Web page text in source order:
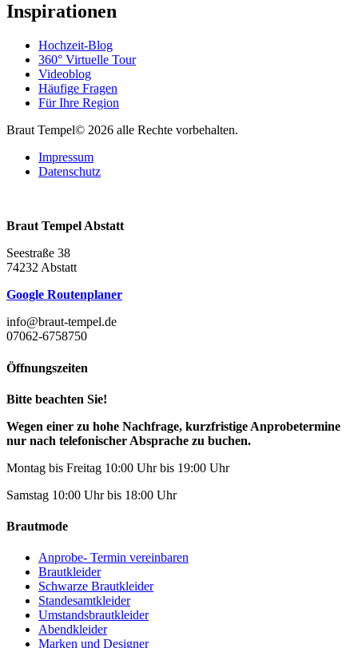
Inspirationen
Hochzeit-Blog
360° Virtuelle Tour
Videoblog
Häufige Fragen
Für Ihre Region
Braut Tempel© 2026 alle Rechte vorbehalten.
Impressum
Datenschutz
Braut Tempel Abstatt
Seestraße 38
74232 Abstatt
Google Routenplaner
info@braut-tempel.de
07062-6758750
Öffnungszeiten
Bitte beachten Sie!
Wegen einer zu hohe Nachfrage, kurzfristige Anprobetermine
nur nach telefonischer Absprache zu buchen.
Montag bis Freitag 10:00 Uhr bis 19:00 Uhr
Samstag 10:00 Uhr bis 18:00 Uhr
Brautmode
Anprobe- Termin vereinbaren
Brautkleider
Schwarze Brautkleider
Standesamtkleider
Umstandsbrautkleider
Abendkleider
Marken und Designer